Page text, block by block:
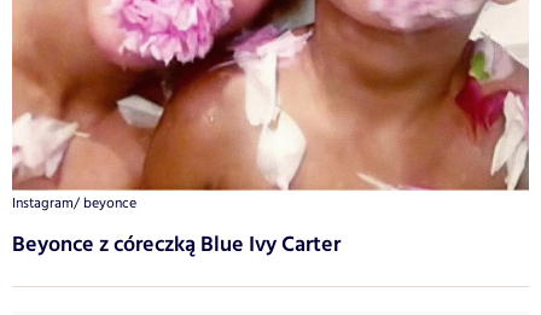
Instagram/ beyonce
Beyonce z córeczką Blue Ivy Carter